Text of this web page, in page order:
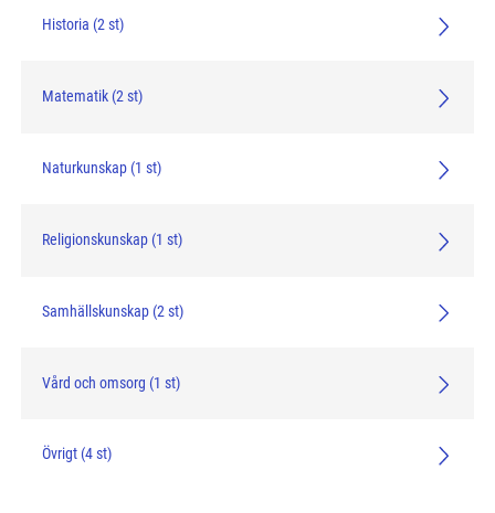
Historia (2 st)
Matematik (2 st)
Naturkunskap (1 st)
Religionskunskap (1 st)
Samhällskunskap (2 st)
Vård och omsorg (1 st)
Övrigt (4 st)